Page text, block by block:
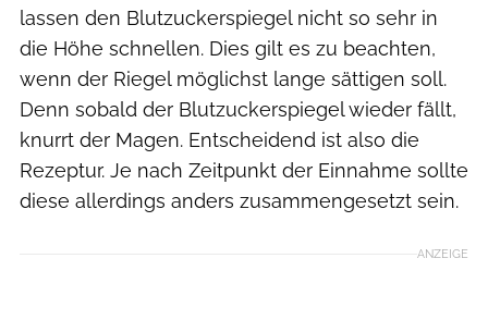
lassen den Blutzuckerspiegel nicht so sehr in
die Höhe schnellen. Dies gilt es zu beachten,
wenn der Riegel möglichst lange sättigen soll.
Denn sobald der Blutzuckerspiegel wieder fällt,
knurrt der Magen. Entscheidend ist also die
Rezeptur. Je nach Zeitpunkt der Einnahme sollte
diese allerdings anders zusammengesetzt sein.
ANZEIGE